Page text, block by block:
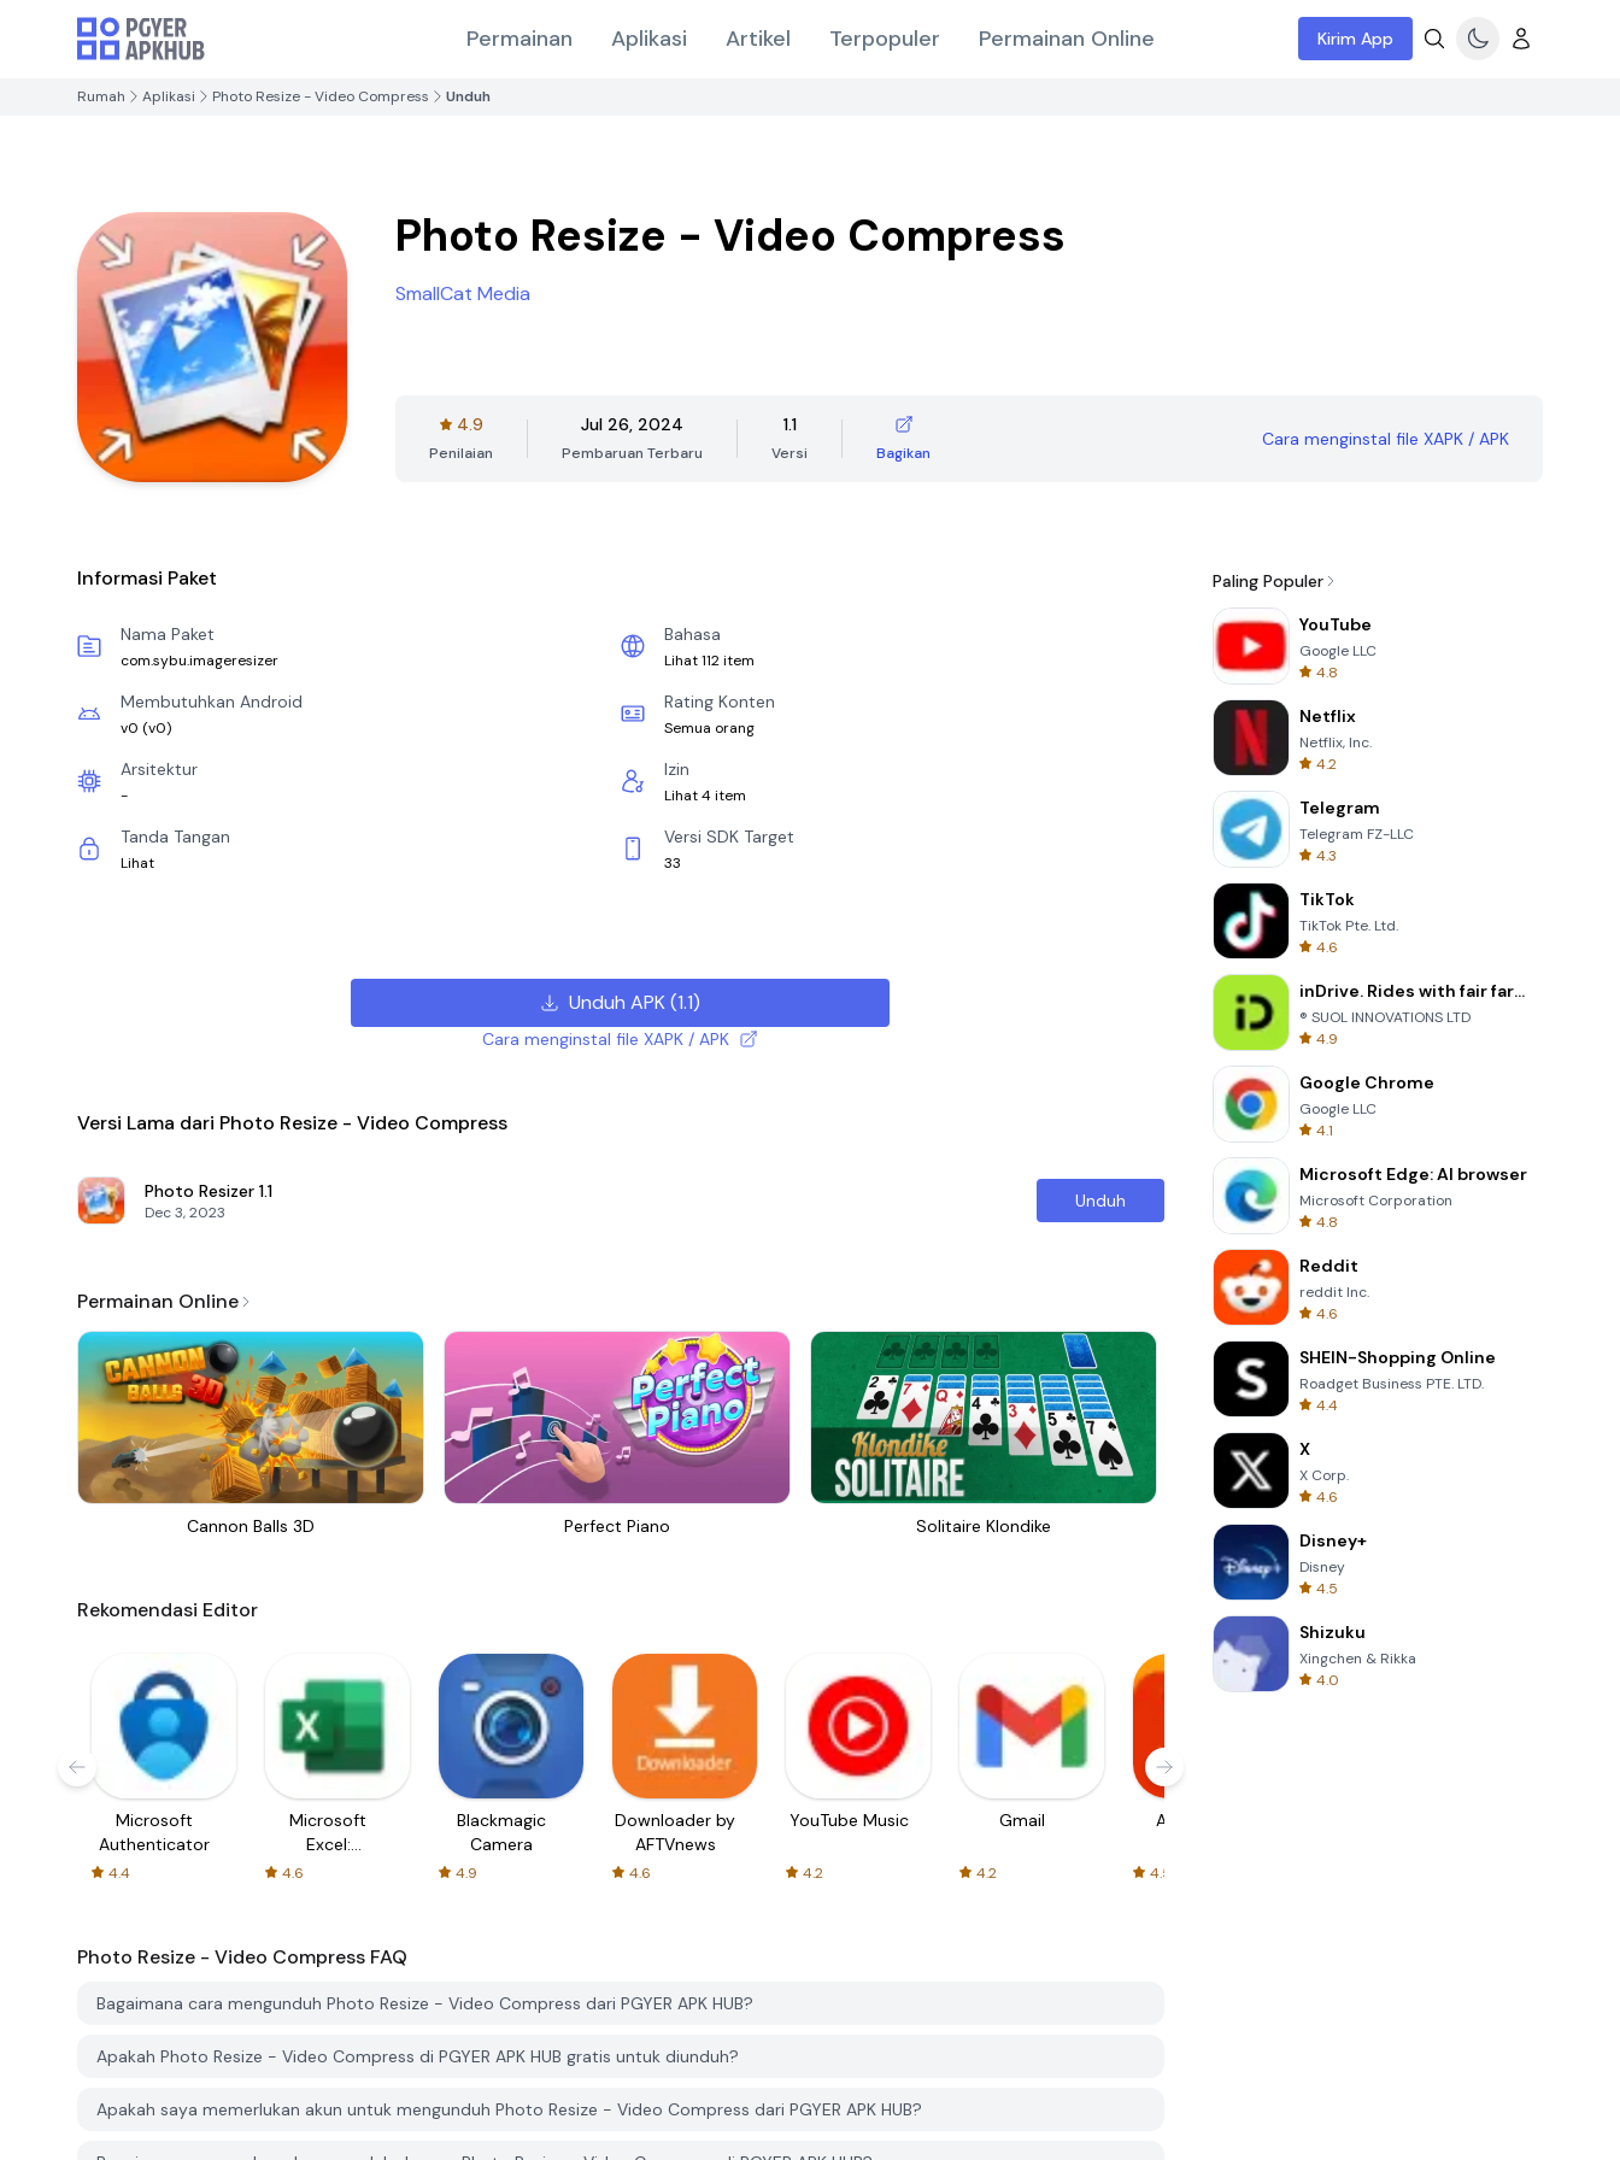
Permainan Aplikasi Artikel Terpopuler Permainan Online Kirim App
Rumah Aplikasi Photo Resize - Video Compress Unduh
Photo Resize - Video Compress
SmallCat Media
4.9
Penilaian
Jul 26, 2024
Pembaruan Terbaru
1.1
Versi Bagikan
Cara menginstal file XAPK / APK
Informasi Paket
Nama Paket
com.sybu.imageresizer
Bahasa
Lihat 112 item
Membutuhkan Android
v0 (v0)
Rating Konten
Semua orang
Arsitektur
-
Izin
Lihat 4 item
Tanda Tangan
Lihat
Versi SDK Target
33
Unduh APK(1.1)
Cara menginstal file XAPK / APK
Versi Lama dari Photo Resize - Video Compress
Photo Resizer 1.1
Dec 3, 2023
Unduh
Permainan Online
Cannon Balls 3D Perfect Piano Solitaire Klondike
Rekomendasi Editor
Microsoft
Authenticator
4.4
Microsoft
Excel:
Spreadsheets
4.6
Blackmagic
Camera
4.9
Downloader by
AFTVnews
4.6
YouTube Music
4.2
Gmail
4.2
AliExpress
4.5
Photo Resize - Video Compress FAQ
Bagaimana cara mengunduh Photo Resize - Video Compress dari PGYER APK HUB?
Apakah Photo Resize - Video Compress di PGYER APK HUB gratis untuk diunduh?
Apakah saya memerlukan akun untuk mengunduh Photo Resize - Video Compress dari PGYER APK HUB?
Paling Populer
YouTube
Google LLC
4.8
Netflix
Netflix, Inc.
4.2
Telegram
Telegram FZ-LLC
4.3
TikTok
TikTok Pte. Ltd.
4.6
inDrive. Rides with fair fares
® SUOL INNOVATIONS LTD
4.9
Google Chrome
Google LLC
4.1
Microsoft Edge: AI browser
Microsoft Corporation
4.8
Reddit
reddit Inc.
4.6
SHEIN-Shopping Online
Roadget Business PTE. LTD.
4.4
X
X Corp.
4.6
Disney+
Disney
4.5
Shizuku
Xingchen & Rikka
4.0